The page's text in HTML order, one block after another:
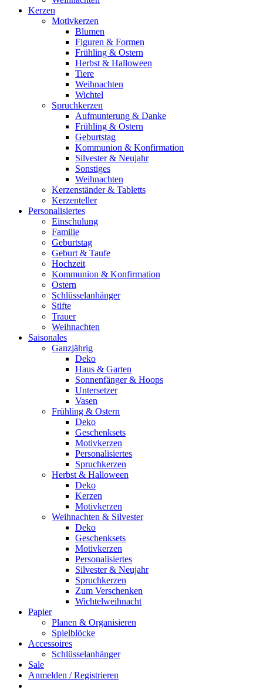
Kerzen
Motivkerzen
Blumen
Figuren & Formen
Frühling & Ostern
Herbst & Halloween
Tiere
Weihnachten
Wichtel
Spruchkerzen
Aufmunterung & Danke
Frühling & Ostern
Geburtstag
Kommunion & Konfirmation
Silvester & Neujahr
Sonstiges
Weihnachten
Kerzenständer & Tabletts
Kerzenteller
Personalisiertes
Einschulung
Familie
Geburtstag
Geburt & Taufe
Hochzeit
Kommunion & Konfirmation
Ostern
Schlüsselanhänger
Stifte
Trauer
Weihnachten
Saisonales
Ganzjährig
Deko
Haus & Garten
Sonnenfänger & Hoops
Untersetzer
Vasen
Frühling & Ostern
Deko
Geschenksets
Motivkerzen
Personalisiertes
Spruchkerzen
Herbst & Halloween
Deko
Kerzen
Motivkerzen
Weihnachten & Silvester
Deko
Geschenksets
Motivkerzen
Personalisiertes
Silvester & Neujahr
Spruchkerzen
Zum Verschenken
Wichtelweihnacht
Papier
Planen & Organisieren
Spielblöcke
Accessoires
Schlüsselanhänger
Sale
Anmelden / Registrieren